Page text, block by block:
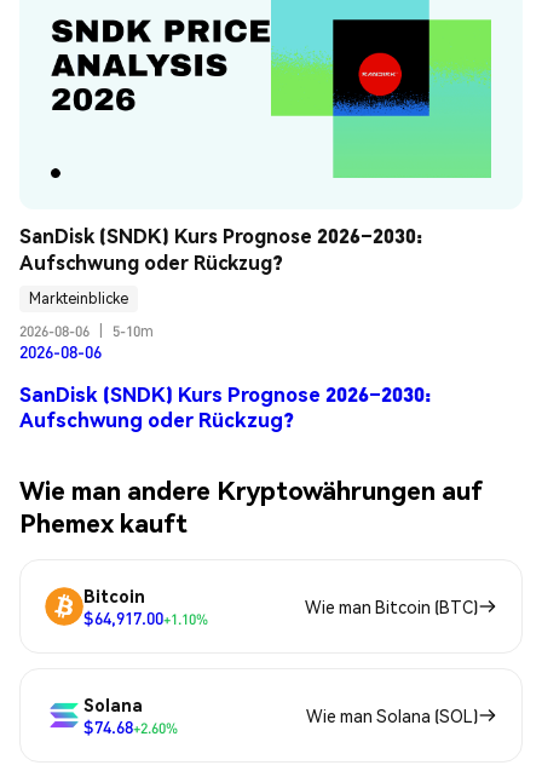
SanDisk (SNDK) Kurs Prognose 2026–2030:
Aufschwung oder Rückzug?
Markteinblicke
2026-08-06
5-10m
2026-08-06
SanDisk (SNDK) Kurs Prognose 2026–2030:
Aufschwung oder Rückzug?
Wie man andere Kryptowährungen auf
Phemex kauft
Bitcoin
$64,917.00+1.10%
Wie man Bitcoin (BTC)
Solana
$74.68+2.60%
Wie man Solana (SOL)